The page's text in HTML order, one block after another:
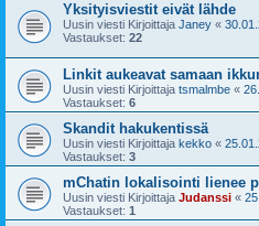
Yksityisviestit eivät lähde
Uusin viesti Kirjoittaja Janey «
Vastaukset: 22
Linkit aukeavat samaan
Uusin viesti Kirjoittaja tsmalmbe «
Vastaukset: 6
Skandit hakukentissä
Uusin viesti Kirjoittaja kekko «
Vastaukset: 3
mChatin lokalisointi lienee
Uusin viesti Kirjoittaja Judanssi «
Vastaukset: 1